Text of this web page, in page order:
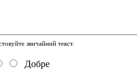
звичайний текст.
Добре